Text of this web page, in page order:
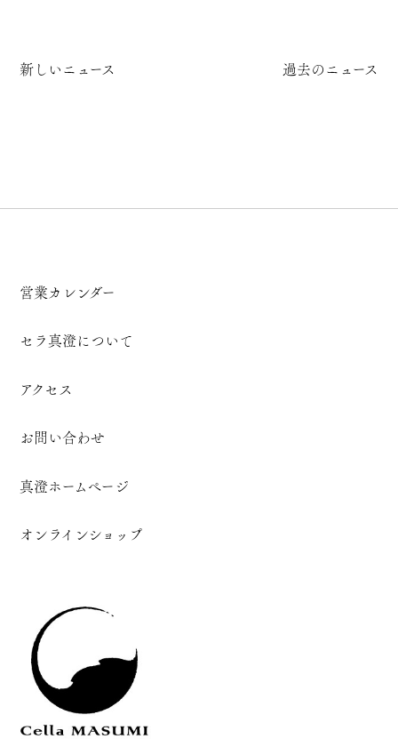
新しいニュース 過去のニュース
営業カレンダー
セラ真澄について
アクセス
お問い合わせ
真澄ホームページ
オンラインショップ